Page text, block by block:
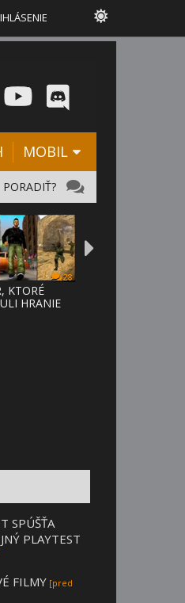
MOBIL
PORADIŤ?
28
KTORÉ
HRANIE
SPÚŠŤA
PLAYTEST
FILMY [pred